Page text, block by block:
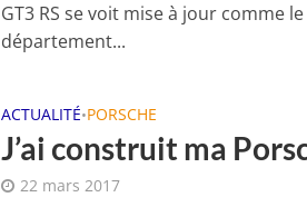
GT3 RS se voit mise à jour comme
département...
ACTUALITÉ•PORSCHE
J’ai construit ma
22 mars 2017